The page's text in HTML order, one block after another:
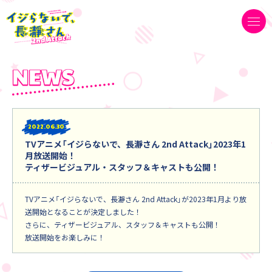
2022 06.30
TVアニメ「イジらないで、長瀞さん 2nd Attack」2023年1
月放送開始！
ティザービジュアル・スタッフ＆キャストも公開！
TVアニメ「イジらないで、長瀞さん 2nd Attack」が2023年1月より放
送開始となることが決定しました！
さらに、ティザービジュアル、スタッフ＆キャストも公開！
放送開始をお楽しみに！